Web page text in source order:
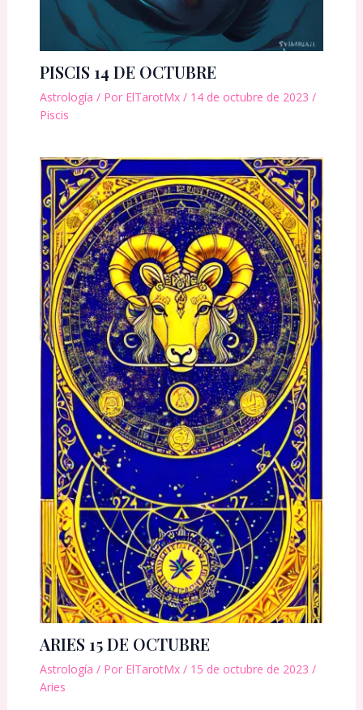
PISCIS 14 DE OCTUBRE
Astrología / Por ElTarotMx / 14 de octubre de 2023 /
Piscis
ARIES 15 DE OCTUBRE
Astrología / Por ElTarotMx / 15 de octubre de 2023 /
Aries